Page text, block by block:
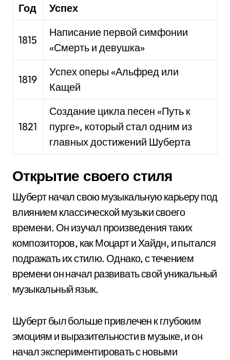
Год Успех
1815
Написание первой симфонии
«Смерть и девушка»
1819
Успех оперы «Альфред или
Кащей
1821
Создание цикла песен «Путь к
пурге», который стал одним из
главных достижений Шуберта
Открытие своего стиля
Шуберт начал свою музыкальную карьеру под
влиянием классической музыки своего
времени. Он изучал произведения таких
композиторов, как Моцарт и Хайдн, и пытался
подражать их стилю. Однако, с течением
времени он начал развивать свой уникальный
музыкальный язык.
Шуберт был больше привлечен к глубоким
эмоциям и выразительности в музыке, и он
начал экспериментировать с новыми